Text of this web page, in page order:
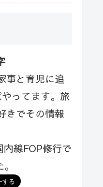
事と育児に追
ってます。旅
きでその情報
線FOP修行で